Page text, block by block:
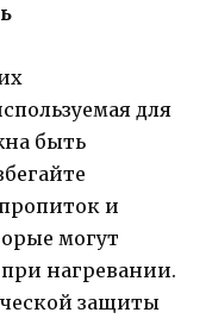
для
быть
и
могут
нагревании.
защиты